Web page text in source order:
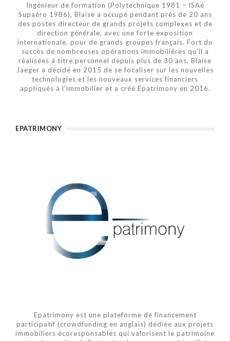
Ingénieur de formation (Polytechnique 1981 – ISAé
Supaéro 1986), Blaise a occupé pendant près de 20 ans
des postes directeur de grands projets complexes et de
direction générale, avec une forte exposition
internationale, pour de grands groupes français. Fort du
succès de nombreuses opérations immobilières qu’il a
réalisées à titre personnel depuis plus de 30 ans, Blaise
Jaeger a décidé en 2015 de se focaliser sur les nouvelles
technologies et les nouveaux services financiers
appliqués à l’immobilier et a créé Epatrimony en 2016.
EPATRIMONY
Epatrimony est une plateforme de financement
participatif (crowdfunding en anglais) dédiée aux projets
immobiliers écoresponsables qui valorisent le patrimoine